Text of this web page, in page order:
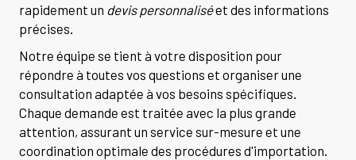
rapidement un devis personnaliséet des informations
précises.
Notre équipe se tient à votre disposition pour
répondre à toutes vos questions et organiser une
consultation adaptée à vos besoins spécifiques.
Chaque demande est traitée avec la plus grande
attention, assurant un service sur-mesure et une
coordination optimale des procédures d'importation.